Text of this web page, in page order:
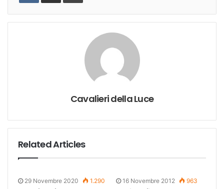
Cavalieri della Luce
Related Articles
29 Novembre 2020 1.290 16 Novembre 2012 963